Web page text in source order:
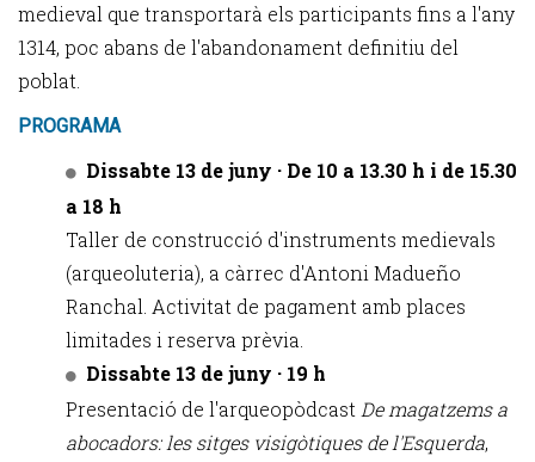
medieval que transportarà els participants fins a l'any
1314, poc abans de l'abandonament definitiu del
poblat.
PROGRAMA
Dissabte 13 de juny · De 10 a 13.30 h i de 15.30
a 18 h
Taller de construcció d'instruments medievals
(arqueoluteria), a càrrec d'Antoni Madueño
Ranchal. Activitat de pagament amb places
limitades i reserva prèvia.
Dissabte 13 de juny · 19 h
Presentació de l'arqueopòdcast De magatzems a
abocadors: les sitges visigòtiques de l'Esquerda,